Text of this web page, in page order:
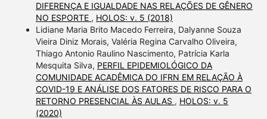
DIFERENÇA E IGUALDADE NAS RELAÇÕES DE GÊNERO
NO ESPORTE , HOLOS: v. 5 (2018)
Lidiane Maria Brito Macedo Ferreira, Dalyanne Souza
Vieira Diniz Morais, Valéria Regina Carvalho Oliveira,
Thiago Antonio Raulino Nascimento, Patrícia Karla
Mesquita Silva, PERFIL EPIDEMIOLÓGICO DA
COMUNIDADE ACADÊMICA DO IFRN EM RELAÇÃO À
COVID-19 E ANÁLISE DOS FATORES DE RISCO PARA O
RETORNO PRESENCIAL ÀS AULAS , HOLOS: v. 5
(2020)